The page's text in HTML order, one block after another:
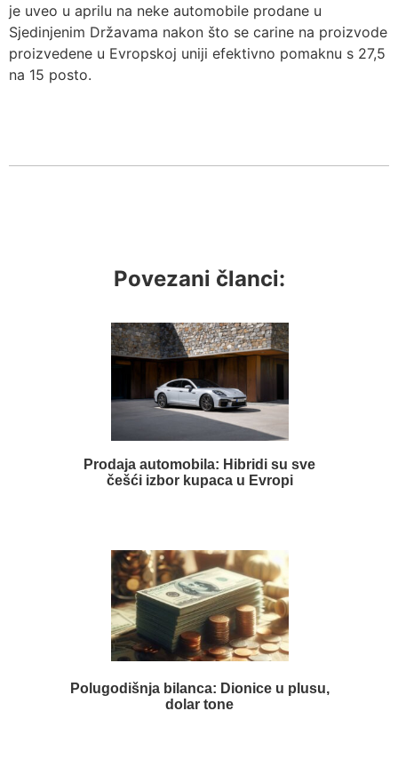
je uveo u aprilu na neke automobile prodane u
Sjedinjenim Državama nakon što se carine na proizvode
proizvedene u Evropskoj uniji efektivno pomaknu s 27,5
na 15 posto.
Povezani članci:
Prodaja automobila: Hibridi su sve
češći izbor kupaca u Evropi
Polugodišnja bilanca: Dionice u plusu,
dolar tone